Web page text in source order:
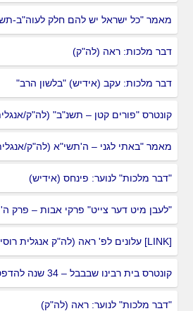
מאמר "כל ישראל יש להם חלק לעוה"ב-
דבר מלכות: ראה (לה"ק)
דבר מלכות: עקב (אידיש) "בלשון הרב"
קונטרס "פורים קטן – תשנ"ב" (לה"ק/
מאמר "באתי לגני – ה'תשי"א (לה"ק/
"דבר מלכות" לנוער: פינחס (אידיש)
"לעבן מיט דער צייט" פרקי אבות – פרק
[LINK] עלונים לפ' ראה (לה"ק אנגלית רוסית פרסית ספרדית...
קונטרס בית רבינו שבבבל – 34 שנה להדפסתו
"דבר מלכות" לנוער: ראה (לה"ק)